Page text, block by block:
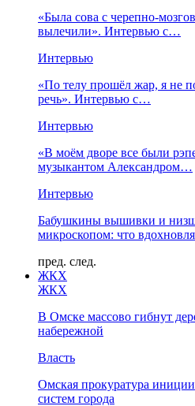
«Была сова с черепно-
вылечили». Интервью с…
Интервью
«По телу прошёл жар, я не
речь». Интервью с…
Интервью
«В моём дворе все были
музыкантом Александром…
Интервью
Бабушкины вышивки и
микроскопом: что
пред. след.
ЖКХ
ЖКХ
В Омске массово гибнут
набережной
Власть
Омская прокуратура
систем города